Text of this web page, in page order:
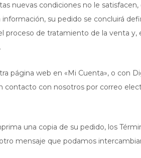
nuevas condiciones no le
su pedido se concluirá
de tratamiento de la venta y,
web en «Mi Cuenta», o con
contacto con nosotros por correo
una copia de su pedido, los
mensaje que podamos